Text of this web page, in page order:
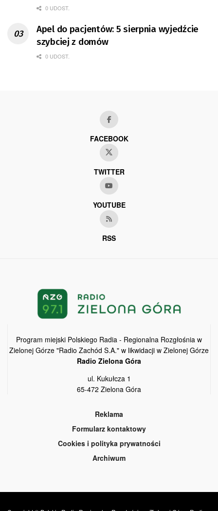
0 UDOST.
Apel do pacjentów: 5 sierpnia wyjedźcie
szybciej z domów
0 UDOST.
FACEBOOK
TWITTER
YOUTUBE
RSS
Program miejski Polskiego Radia - Regionalna Rozgłośnia w
Zielonej Górze "Radio Zachód S.A." w likwidacji w Zielonej Górze
Radio Zielona Góra
ul. Kukułcza 1
65-472 Zielona Góra
Reklama
Formularz kontaktowy
Cookies i polityka prywatności
Archiwum